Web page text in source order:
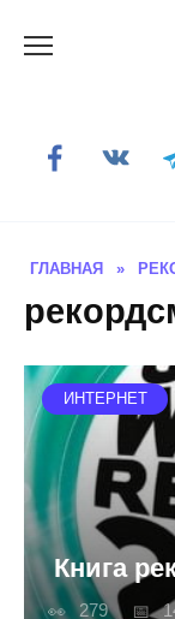
ГЛАВНАЯ »
ИНТЕРНЕТ
Книга
279